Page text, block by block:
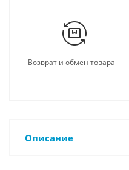
Возврат и обмен товара
Описание